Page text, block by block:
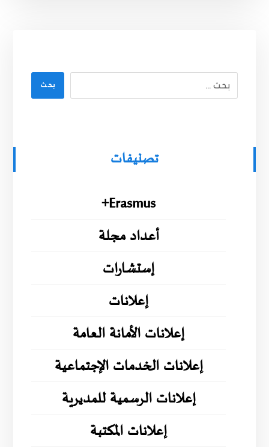
بحث
تصنيفات
Erasmus+
أعداد مجلة
إستشارات
إعلانات
إعلانات الأمانة العامة
إعلانات الخدمات الإجتماعية
إعلانات الرسمية للمديرية
إعلانات المكتبة